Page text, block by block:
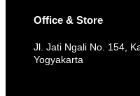
Office & Store
Jl. Jati Ngali No. 154,
Yogyakarta